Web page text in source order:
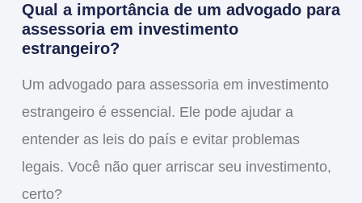
Qual a importância de um advogado para
assessoria em investimento
estrangeiro?
Um advogado para assessoria em investimento
estrangeiro é essencial. Ele pode ajudar a
entender as leis do país e evitar problemas
legais. Você não quer arriscar seu investimento,
certo?